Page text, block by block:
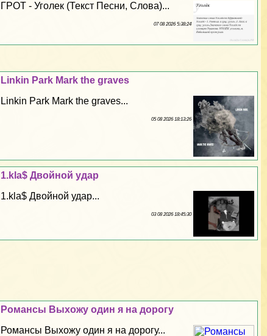
ГРОТ - Уголек (Текст Песни, Слова)...
07 08 2026 5:38:24
Linkin Park Mark the graves
Linkin Park Mark the graves...
05 08 2026 18:13:26
1.kla$ Двойной удар
1.kla$ Двойной удар...
03 08 2026 18:45:30
Романсы Выхожу один я на дорогу
Романсы Выхожу один я на дорогу...